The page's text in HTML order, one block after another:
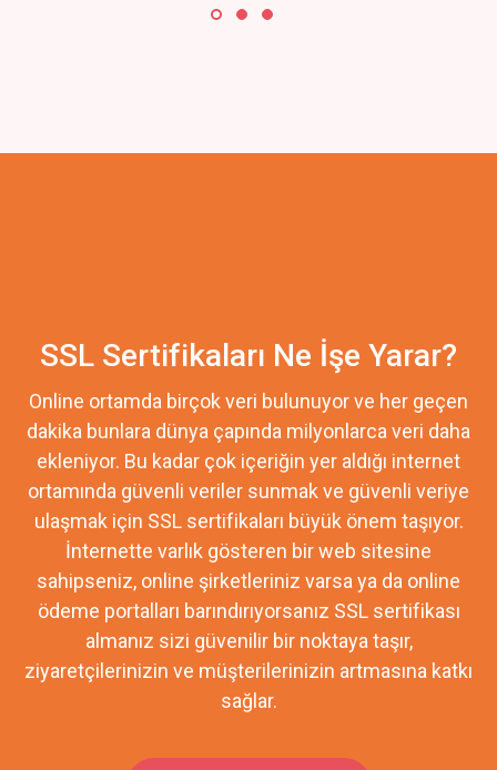
SSL Sertifikaları Ne İşe Yarar?
Online ortamda birçok veri bulunuyor ve her geçen
dakika bunlara dünya çapında milyonlarca veri daha
ekleniyor. Bu kadar çok içeriğin yer aldığı internet
ortamında güvenli veriler sunmak ve güvenli veriye
ulaşmak için SSL sertifikaları büyük önem taşıyor.
İnternette varlık gösteren bir web sitesine
sahipseniz, online şirketleriniz varsa ya da online
ödeme portalları barındırıyorsanız SSL sertifikası
almanız sizi güvenilir bir noktaya taşır,
ziyaretçilerinizin ve müşterilerinizin artmasına katkı
sağlar.